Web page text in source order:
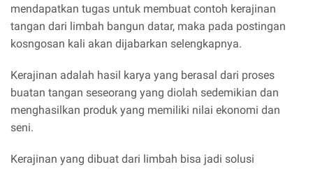
mendapatkan tugas untuk membuat contoh kerajinan
tangan dari limbah bangun datar, maka pada postingan
kosngosan kali akan dijabarkan selengkapnya.
Kerajinan adalah hasil karya yang berasal dari proses
buatan tangan seseorang yang diolah sedemikian dan
menghasilkan produk yang memiliki nilai ekonomi dan
seni.
Kerajinan yang dibuat dari limbah bisa jadi solusi